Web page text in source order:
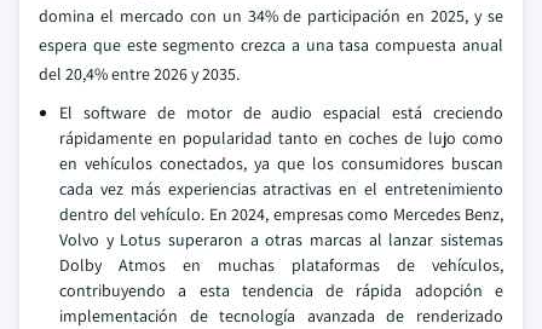
domina el mercado con un 34% de participación en 2025, y se
espera que este segmento crezca a una tasa compuesta anual
del 20,4% entre 2026 y 2035.
El software de motor de audio espacial está creciendo
rápidamente en popularidad tanto en coches de lujo como
en vehículos conectados, ya que los consumidores buscan
cada vez más experiencias atractivas en el entretenimiento
dentro del vehículo. En 2024, empresas como Mercedes Benz,
Volvo y Lotus superaron a otras marcas al lanzar sistemas
Dolby Atmos en muchas plataformas de vehículos,
contribuyendo a esta tendencia de rápida adopción e
implementación de tecnología avanzada de renderizado